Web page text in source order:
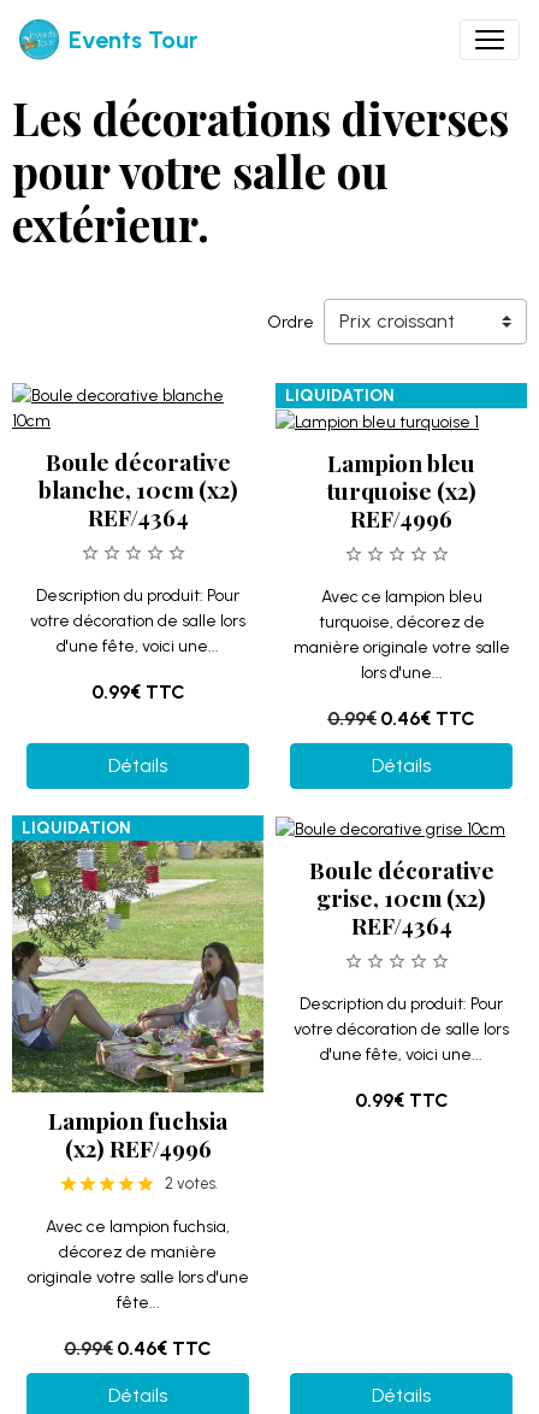
Events Tour
Les décorations diverses
pour votre salle ou
extérieur.
Ordre
Boule décorative
blanche, 10cm (x2)
REF/4364
Description du produit: Pour
votre décoration de salle lors
d'une fête, voici une...
0.99€ TTC
Détails
LIQUIDATION
Lampion bleu
turquoise (x2)
REF/4996
Avec ce lampion bleu
turquoise, décorez de
manière originale votre salle
lors d'une...
0.99€ 0.46€ TTC
Détails
LIQUIDATION
Lampion fuchsia
(x2) REF/4996
2 votes.
Avec ce lampion fuchsia,
décorez de manière
originale votre salle lors d'une
fête...
0.99€ 0.46€ TTC
Détails
Boule décorative
grise, 10cm (x2)
REF/4364
Description du produit: Pour
votre décoration de salle lors
d'une fête, voici une...
0.99€ TTC
Détails